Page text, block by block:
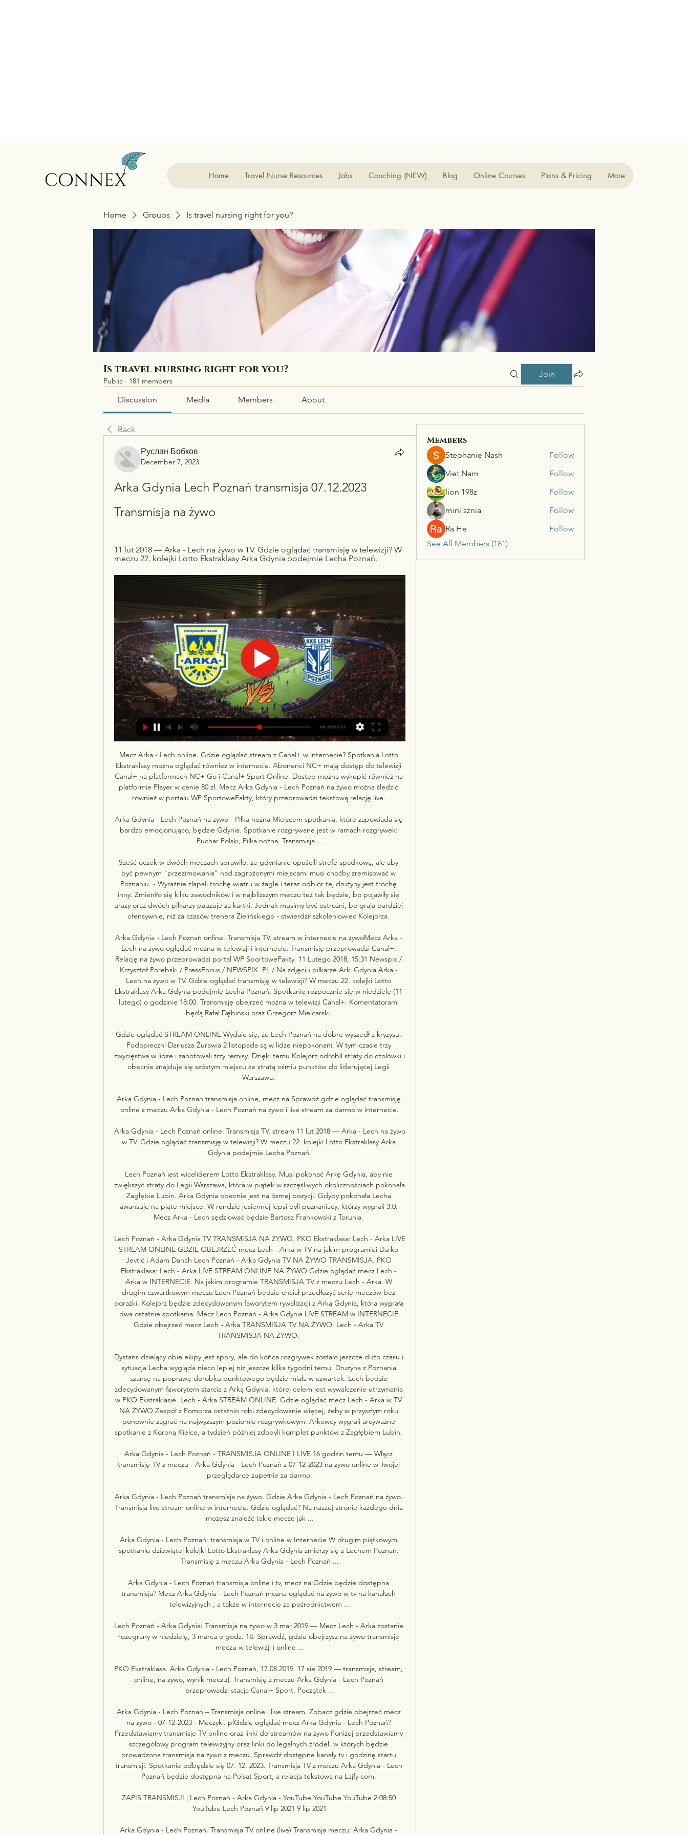
Home Travel Nurse Resources Jobs Coaching (NEW) Blog Online Courses Plans & Pricing More
Home Groups Is travel nursing right for you?
Is travel nursing right for you?
Public · 181 members
Join
Discussion Media Members About
Back
Руслан Бобков
December 7, 2023
Arka Gdynia Lech Poznań transmisja 07.12.2023
Transmisja na żywo
11 lut 2018 — Arka - Lech na żywo w TV. Gdzie oglądać transmisję w telewizji? W
meczu 22. kolejki Lotto Ekstraklasy Arka Gdynia podejmie Lecha Poznań.
Mecz Arka - Lech online. Gdzie oglądać stream z Canal+ w internecie? Spotkania Lotto
Ekstraklasy można oglądać również w internecie. Abonenci NC+ mają dostęp do telewizji
Canal+ na platformach NC+ Go i Canal+ Sport Online. Dostęp można wykupić również na
platformie Player w cenie 80 zł. Mecz Arka Gdynia - Lech Poznań na żywo można śledzić
również w portalu WP SportoweFakty, który przeprowadzi tekstową relację live.
Arka Gdynia - Lech Poznań na żywo - Piłka nożna Miejscem spotkania, które zapowiada się
bardzo emocjonująco, będzie Gdynia. Spotkanie rozgrywane jest w ramach rozgrywek:
Puchar Polski, Piłka nożna. Transmisja ...
Sześć oczek w dwóch meczach sprawiło, że gdynianie opuścili strefę spadkową, ale aby
być pewnym "przezimowania" nad zagrożonymi miejscami musi choćby zremisować w
Poznaniu. - Wyraźnie złapali trochę wiatru w żagle i teraz odbiór tej drużyny jest trochę
inny. Zmieniło się kilku zawodników i w najbliższym meczu też tak będzie, bo pojawiły się
urazy oraz dwóch piłkarzy pauzuje za kartki. Jednak musimy być ostrożni, bo grają bardziej
ofensywnie, niż za czasów trenera Zielińskiego - stwierdził szkoleniowiec Kolejorza.
Arka Gdynia - Lech Poznań online. Transmisja TV, stream w internecie na żywoMecz Arka -
Lech na żywo oglądać można w telewizji i internecie. Transmisję przeprowadzi Canal+.
Relację na żywo przeprowadzi portal WP SportoweFakty. 11 Lutego 2018, 15:31 Newspix /
Krzysztof Porebski / PressFocus / NEWSPIX. PL / Na zdjęciu piłkarze Arki Gdynia Arka -
Lech na żywo w TV. Gdzie oglądać transmisję w telewizji? W meczu 22. kolejki Lotto
Ekstraklasy Arka Gdynia podejmie Lecha Poznań. Spotkanie rozpocznie się w niedzielę (11
lutego) o godzinie 18:00. Transmisję obejrzeć można w telewizji Canal+. Komentatorami
będą Rafał Dębiński oraz Grzegorz Mielcarski.
Gdzie oglądać STREAM ONLINE Wydaje się, że Lech Poznań na dobre wyszedł z kryzysu.
Podopieczni Dariusza Żurawia 2 listopada są w lidze niepokonani. W tym czasie trzy
zwycięstwa w lidze i zanotowali trzy remisy. Dzięki temu Kolejorz odrobił straty do czołówki i
obecnie znajduje się szóstym miejscu ze stratą ośmiu punktów do liderującej Legii
Warszawa.
Arka Gdynia - Lech Poznań transmisja online, mecz na Sprawdź gdzie oglądać transmisję
online z meczu Arka Gdynia - Lech Poznań na żywo i live stream za darmo w internecie.
Arka Gdynia - Lech Poznań online. Transmisja TV, stream 11 lut 2018 — Arka - Lech na żywo
w TV. Gdzie oglądać transmisję w telewizji? W meczu 22. kolejki Lotto Ekstraklasy Arka
Gdynia podejmie Lecha Poznań.
Lech Poznań jest wiceliderem Lotto Ekstraklasy. Musi pokonać Arkę Gdynia, aby nie
zwiększyć straty do Legii Warszawa, która w piątek w szczęśliwych okolicznościach pokonała
Zagłębie Lubin. Arka Gdynia obecnie jest na ósmej pozycji. Gdyby pokonała Lecha
awansuje na piąte miejsce. W rundzie jesiennej lepsi byli poznaniacy, którzy wygrali 3:0.
Mecz Arka - Lech sędziować będzie Bartosz Frankowski z Torunia.
Lech Poznań - Arka Gdynia TV TRANSMISJA NA ŻYWO. PKO Ekstraklasa: Lech - Arka LIVE
STREAM ONLINE GDZIE OBEJRZEĆ mecz Lech - Arka w TV na jakim programiei Darko
Jevtić i Adam Danch Lech Poznań - Arka Gdynia TV NA ŻYWO TRANSMISJA. PKO
Ekstraklasa: Lech - Arka LIVE STREAM ONLINE NA ŻYWO Gdzie oglądać mecz Lech -
Arka w INTERNECIE. Na jakim programie TRANSMISJA TV z meczu Lech - Arka. W
drugim czwartkowym meczu Lech Poznań będzie chciał przedłużyć serię meczów bez
porażki. Kolejorz będzie zdecydowanym faworytem rywalizacji z Arką Gdynia, która wygrała
dwa ostatnie spotkania. Mecz Lech Poznań - Arka Gdynia LIVE STREAM w INTERNECIE
Gdzie obejrzeć mecz Lech - Arka TRANSMISJA TV NA ŻYWO. Lech - Arka TV
TRANSMISJA NA ŻYWO.
Dystans dzielący obie ekipy jest spory, ale do końca rozgrywek zostało jeszcze dużo czasu i
sytuacja Lecha wygląda nieco lepiej niż jeszcze kilka tygodni temu. Drużyna z Poznania
szansę na poprawę dorobku punktowego będzie miała w czwartek. Lech będzie
zdecydowanym faworytem starcia z Arką Gdynia, której celem jest wywalczenie utrzymania
w PKO Ekstraklasie. Lech - Arka STREAM ONLINE. Gdzie oglądać mecz Lech - Arka w TV
NA ŻYWO Zespół z Pomorza ostatnio robi zdecydowanie więcej, żeby w przyszłym roku
ponownie zagrać na najwyższym poziomie rozgrywkowym. Arkowcy wygrali arcyważne
spotkanie z Koroną Kielce, a tydzień później zdobyli komplet punktów z Zagłębiem Lubin.
Arka Gdynia - Lech Poznań - TRANSMISJA ONLINE I LIVE 16 godzin temu — Włącz
transmisję TV z meczu - Arka Gdynia - Lech Poznań z 07-12-2023 na żywo online w Twojej
przeglądarce zupełnie za darmo.
Arka Gdynia - Lech Poznań transmisja na żywo. Gdzie Arka Gdynia - Lech Poznań na żywo.
Transmisja live stream online w internecie. Gdzie oglądać? Na naszej stronie każdego dnia
możesz znaleźć takie mecze jak ...
Arka Gdynia - Lech Poznań: transmisja w TV i online w Internecie W drugim piątkowym
spotkaniu dziewiątej kolejki Lotto Ekstraklasy Arka Gdynia zmierzy się z Lechem Poznań.
Transmisję z meczu Arka Gdynia - Lech Poznań ...
Arka Gdynia - Lech Poznań transmisja online i tv, mecz na Gdzie będzie dostępna
transmisja? Mecz Arka Gdynia - Lech Poznań można oglądać na żywo w tv na kanałach
telewizyjnych , a także w internecie za pośrednictwem ...
Lech Poznań - Arka Gdynia: Transmisja na żywo w 3 mar 2019 — Mecz Lech - Arka zostanie
rozegrany w niedzielę, 3 marca o godz. 18. Sprawdź, gdzie obejrzysz na żywo transmisję
meczu w telewizji i online ...
PKO Ekstraklasa. Arka Gdynia - Lech Poznań, 17.08.2019. 17 sie 2019 — transmisja, stream,
online, na żywo, wynik meczu]. Transmisję z meczu Arka Gdynia - Lech Poznań
przeprowadzi stacja Canal+ Sport. Początek ...
Arka Gdynia - Lech Poznań – Transmisja online i live stream. Zobacz gdzie obejrzeć mecz
na żywo - 07-12-2023 - Meczyki. plGdzie oglądać mecz Arka Gdynia - Lech Poznań?
Przedstawiamy transmisje TV online oraz linki do streamów na żywo Poniżej przedstawiamy
szczegółowy program telewizyjny oraz linki do legalnych źródeł, w których będzie
prowadzona transmisja na żywo z meczu. Sprawdź dostępne kanały tv i godzinę startu
transmisji. Spotkanie odbędzie się 07. 12. 2023. Transmisja TV z meczu Arka Gdynia - Lech
Poznań będzie dostępna na Polsat Sport, a relacja tekstowa na Lajfy com.
ZAPIS TRANSMISJI | Lech Poznań - Arka Gdynia - YouTube YouTube YouTube 2:08:50
YouTube Lech Poznań 9 lip 2021 9 lip 2021
Arka Gdynia - Lech Poznań. Transmisja TV online (live) Transmisja meczu: Arka Gdynia -
Members
Stephanie Nash
Follow
Viet Nam
Follow
lion 198z
Follow
mini sznia
Follow
Ra He
Follow
See All Members (181)